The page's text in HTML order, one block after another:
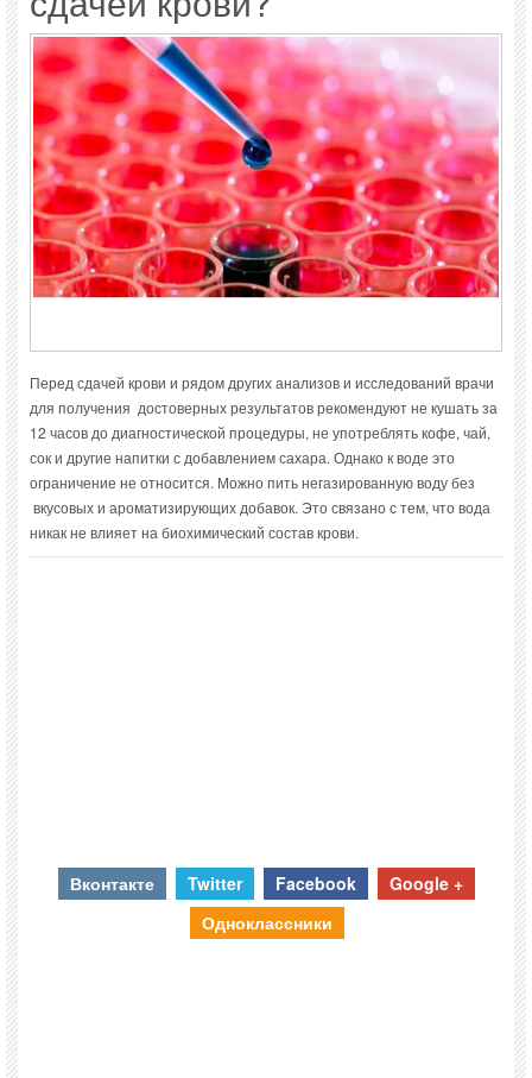
Перед сдачей крови и рядом других анализов и исследований врачи
для получения достоверных результатов рекомендуют не кушать за
12 часов до диагностической процедуры, не употреблять кофе, чай,
сок и другие напитки с добавлением сахара. Однако к воде это
ограничение не относится. Можно пить негазированную воду без
вкусовых и ароматизирующих добавок. Это связано с тем, что вода
никак не влияет на биохимический состав крови.
Вконтакте Twitter Facebook
Google +
Одноклассники